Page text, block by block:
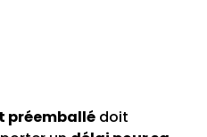
préemballé doit